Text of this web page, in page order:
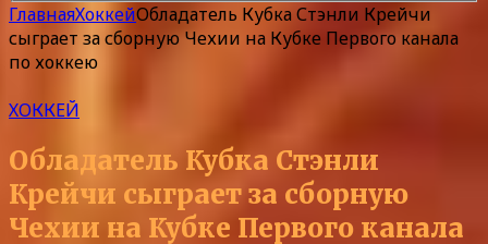
ГлавнаяХоккейОбладатель Кубка Стэнли Крейчи
сыграет за сборную Чехии на Кубке Первого канала
по хоккею
ХОККЕЙ
Обладатель Кубка Стэнли
Крейчи сыграет за сборную
Чехии на Кубке Первого канала